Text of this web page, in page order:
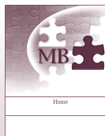
Home